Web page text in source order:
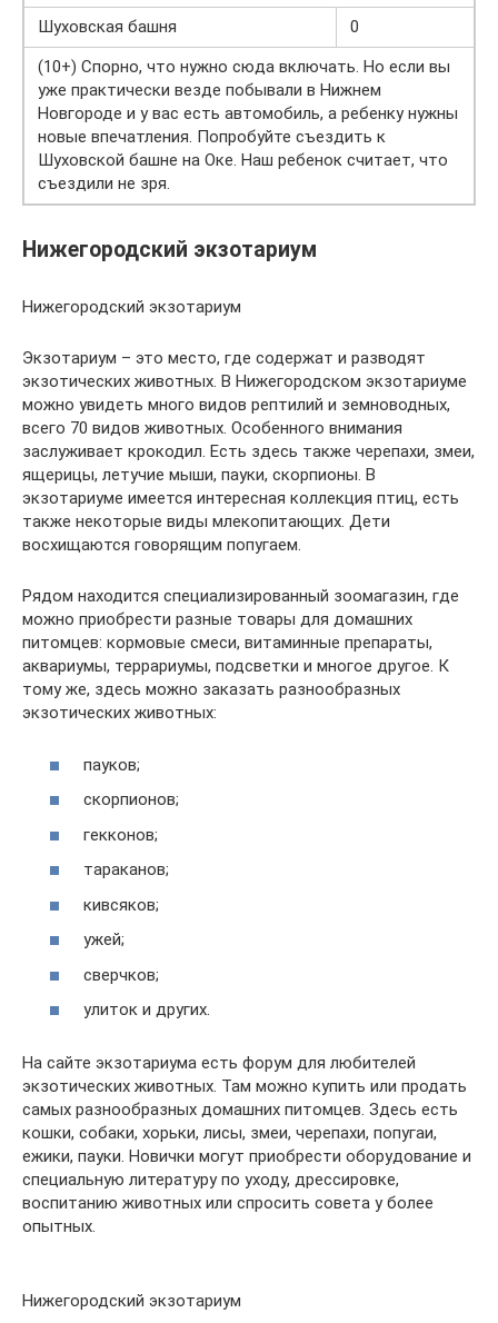
Шуховская башня
0
(10+) Спорно, что нужно сюда включать. Но если вы
уже практически везде побывали в Нижнем
Новгороде и у вас есть автомобиль, а ребенку нужны
новые впечатления. Попробуйте съездить к
Шуховской башне на Оке. Наш ребенок считает, что
съездили не зря.
Нижегородский экзотариум
Нижегородский экзотариум
Экзотариум – это место, где содержат и разводят
экзотических животных. В Нижегородском экзотариуме
можно увидеть много видов рептилий и земноводных,
всего 70 видов животных. Особенного внимания
заслуживает крокодил. Есть здесь также черепахи, змеи,
ящерицы, летучие мыши, пауки, скорпионы. В
экзотариуме имеется интересная коллекция птиц, есть
также некоторые виды млекопитающих. Дети
восхищаются говорящим попугаем.
Рядом находится специализированный зоомагазин, где
можно приобрести разные товары для домашних
питомцев: кормовые смеси, витаминные препараты,
аквариумы, террариумы, подсветки и многое другое. К
тому же, здесь можно заказать разнообразных
экзотических животных:
пауков;
скорпионов;
гекконов;
тараканов;
кивсяков;
ужей;
сверчков;
улиток и других.
На сайте экзотариума есть форум для любителей
экзотических животных. Там можно купить или продать
самых разнообразных домашних питомцев. Здесь есть
кошки, собаки, хорьки, лисы, змеи, черепахи, попугаи,
ежики, пауки. Новички могут приобрести оборудование и
специальную литературу по уходу, дрессировке,
воспитанию животных или спросить совета у более
опытных.
Нижегородский экзотариум